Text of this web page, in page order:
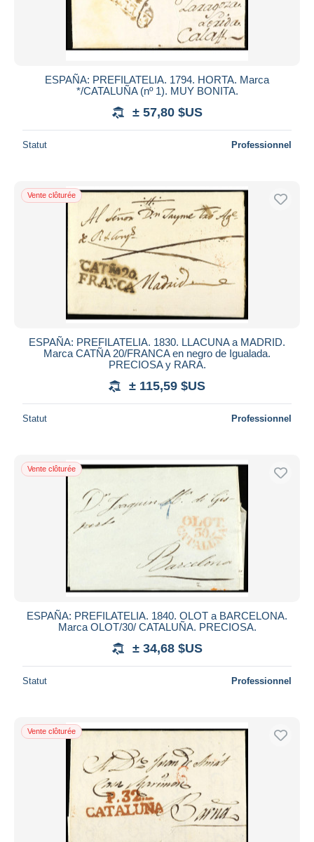
ESPAÑA: PREFILATELIA. 1794. HORTA. Marca
*/CATALUÑA (nº 1). MUY BONITA.
± 57,80 $US
Statut Professionnel
Vente clôturée
ESPAÑA: PREFILATELIA. 1830. LLACUNA a MADRID.
Marca CATÑA 20/FRANCA en negro de Igualada.
PRECIOSA y RARA.
± 115,59 $US
Statut Professionnel
Vente clôturée
ESPAÑA: PREFILATELIA. 1840. OLOT a BARCELONA.
Marca OLOT/30/ CATALUÑA. PRECIOSA.
± 34,68 $US
Statut Professionnel
Vente clôturée